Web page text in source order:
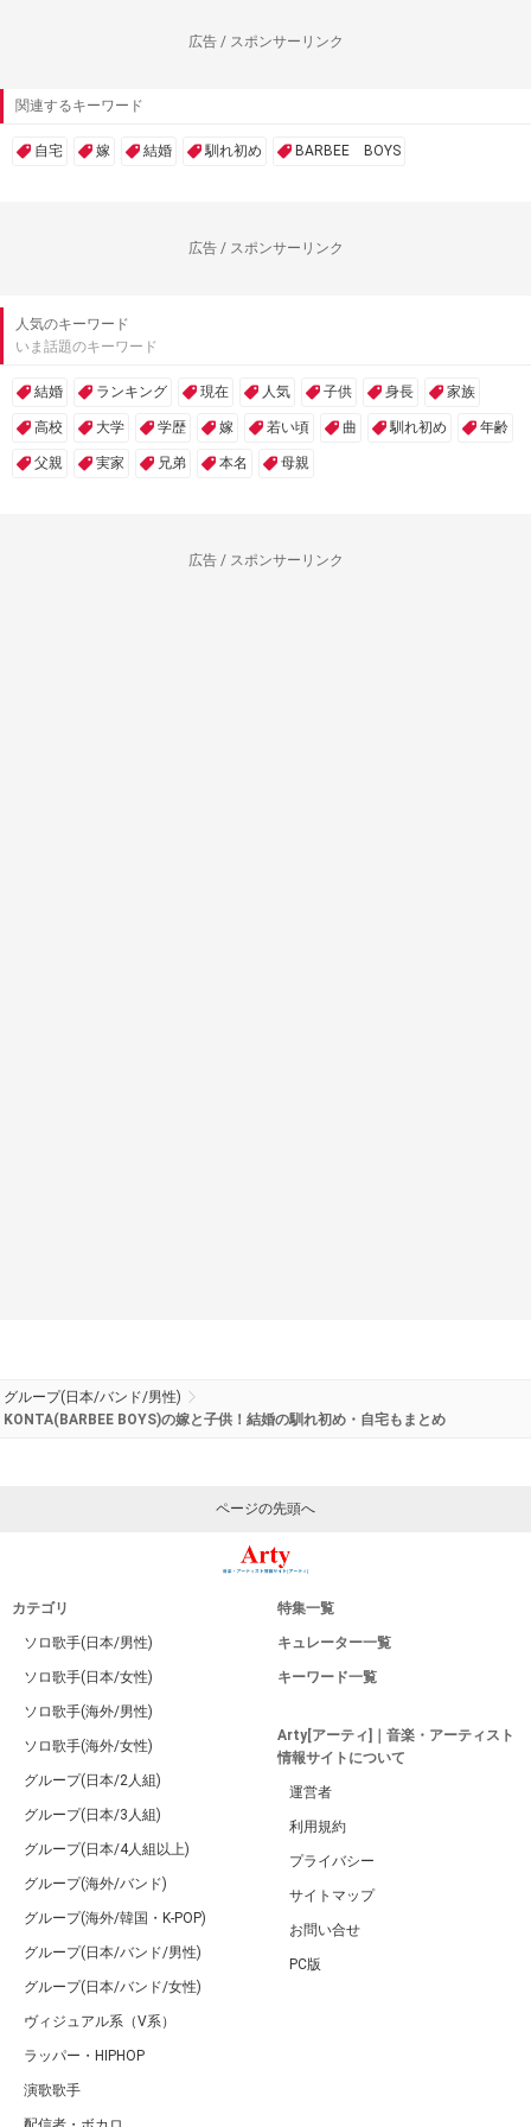
広告 / スポンサーリンク
関連するキーワード
自宅 嫁 結婚 馴れ初め BARBEE BOYS
広告 / スポンサーリンク
人気のキーワード
いま話題のキーワード
結婚 ランキング 現在 人気 子供 身長 家族
高校 大学 学歴 嫁 若い頃 曲 馴れ初め 年齢
父親 実家 兄弟 本名 母親
広告 / スポンサーリンク
グループ(日本/バンド/男性)
KONTA(BARBEE BOYS)の嫁と子供！結婚の馴れ初め・自宅もまとめ
ページの先頭へ
カテゴリ
ソロ歌手(日本/男性)
ソロ歌手(日本/女性)
ソロ歌手(海外/男性)
ソロ歌手(海外/女性)
グループ(日本/2人組)
グループ(日本/3人組)
グループ(日本/4人組以上)
グループ(海外/バンド)
グループ(海外/韓国・K-POP)
グループ(日本/バンド/男性)
グループ(日本/バンド/女性)
ヴィジュアル系（V系）
ラッパー・HIPHOP
演歌歌手
特集一覧
キュレーター一覧
キーワード一覧
Arty[アーティ]｜音楽・アーティスト
情報サイトについて
運営者
利用規約
プライバシー
サイトマップ
お問い合せ
PC版